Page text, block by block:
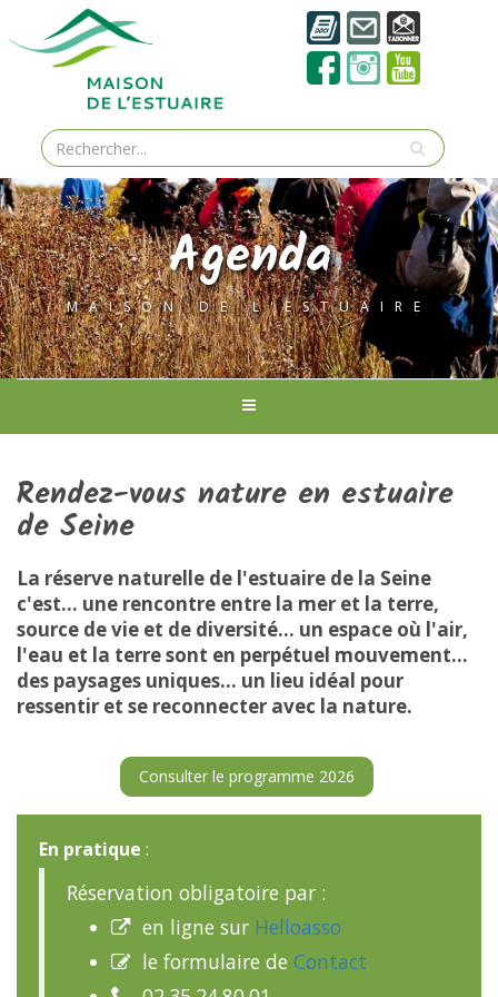
Agenda
MAISON DE L'ESTUAIRE
Rendez-vous nature en estuaire
de Seine
La réserve naturelle de l'estuaire de la Seine
c'est... une rencontre entre la mer et la terre,
source de vie et de diversité... un espace où l'air,
l'eau et la terre sont en perpétuel mouvement...
des paysages uniques... un lieu idéal pour
ressentir et se reconnecter avec la nature.
Consulter le programme 2026
En pratique :
Réservation obligatoire par :
 en ligne sur Helloasso
 le formulaire de Contact